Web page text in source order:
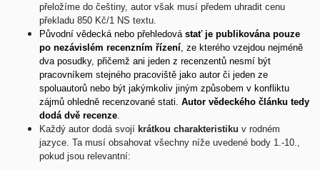
přeložíme do češtiny, autor však musí předem uhradit cenu
překladu 850 Kč/1 NS textu.
Původní vědecká nebo přehledová stať je publikována pouze
po nezávislém recenzním řízení , ze kterého vzejdou nejméně
dva posudky, přičemž ani jeden z recenzentů nesmí být
pracovníkem stejného pracoviště jako autor či jeden ze
spoluautorů nebo být jakýmkoliv jiným způsobem v konfliktu
zájmů ohledně recenzované stati. Autor vědeckého článku tedy
dodá dvě recenze
Každý autor dodá svojí krátkou charakteristiku v rodném
jazyce. Ta musí obsahovat všechny níže uvedené body 1.-10.,
pokud jsou relevantní: